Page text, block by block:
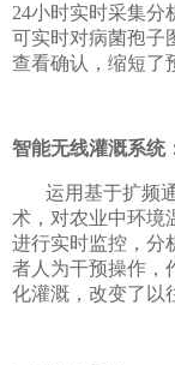
24小时实时采集分
可实时对病菌孢子
查看确认，缩短了
智能无线灌溉系统
运用基于扩频
术，对农业中环境
进行实时监控，分
者人为干预操作，
化灌溉，改变了以